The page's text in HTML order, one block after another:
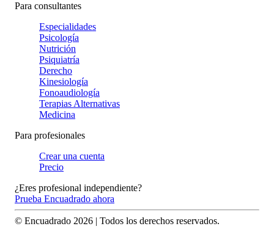
Para consultantes
Especialidades
Psicología
Nutrición
Psiquiatría
Derecho
Kinesiología
Fonoaudiología
Terapias Alternativas
Medicina
Para profesionales
Crear una cuenta
Precio
¿Eres profesional independiente?
Prueba Encuadrado ahora
© Encuadrado 2026 | Todos los derechos reservados.